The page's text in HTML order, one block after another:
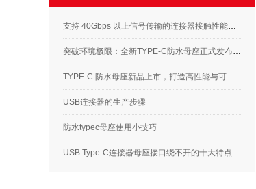
支持 40Gbps 以上信号传输的连接器接触性能要求解析
突破环境极限：全新TYPE-C防水母座正式发布，满足高标准应用需求
TYPE-C 防水母座新品上市，打造高性能与可靠性的完美结合
USB连接器的生产步骤
防水typec母座使用小技巧
USB Type-C连接器母座接口绕不开的十大特点